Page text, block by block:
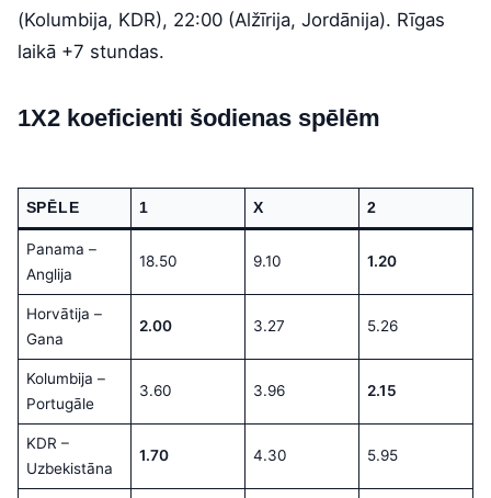
(Kolumbija, KDR), 22:00 (Alžīrija, Jordānija). Rīgas
laikā +7 stundas.
1X2 koeficienti šodienas spēlēm
SPĒLE 1 X 2
Panama –
Anglija
18.50 9.10 1.20
Horvātija –
Gana
2.00 3.27 5.26
Kolumbija –
Portugāle
3.60 3.96 2.15
KDR –
Uzbekistāna
1.70 4.30 5.95